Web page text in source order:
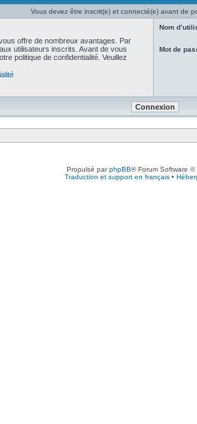
Vous devez être inscrit(e) et connecté(e) avant de
offre de nombreux avantages. Par
utilisateurs inscrits. Avant de vous
politique de confidentialité. Veuillez
Nom
Mot de
Propulsé parphpBB® Forum Software ©
Traduction et support en français•